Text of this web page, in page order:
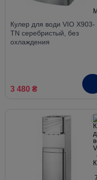
Кулер для води VIO X903-
TN серебристый, без
охлаждения
3 480 ₴